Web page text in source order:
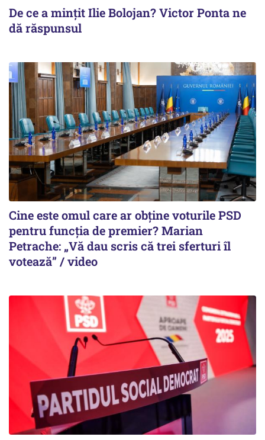
De ce a mințit Ilie Bolojan? Victor Ponta ne
dă răspunsul
Cine este omul care ar obține voturile PSD
pentru funcția de premier? Marian
Petrache: „Vă dau scris că trei sferturi îl
votează” / video